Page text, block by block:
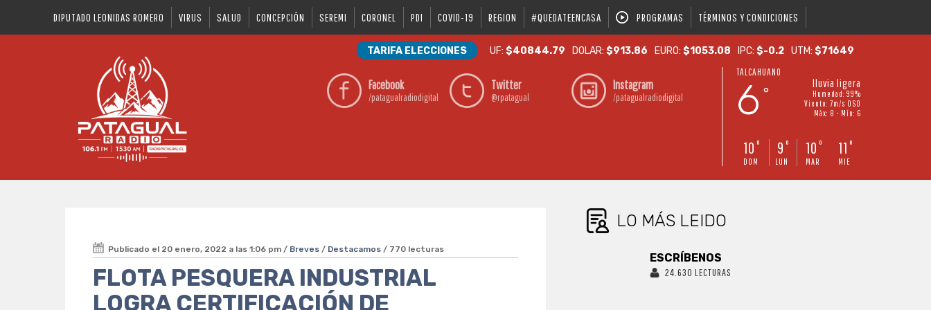
DIPUTADO LEONIDAS ROMERO VIRUS SALUD CONCEPCIÓN SEREMI CORONEL PDI COVID-19 REGION #QUEDATEENCASA PROGRAMAS TÉRMINOS Y CONDICIONES
TARIFA ELECCIONES UF:$40844.79 DOLAR:$913.86 EURO:$1053.08 IPC:$-0.2 UTM:$71649
Facebook
/patagualradiodigital
Twitter
@rpatagual
Instagram
/patagualradiodigital
TALCAHUANO
6 °
lluvia ligera
Humedad: 99%
Viento: 7m/s OSO
Máx: 8 • Mín: 6
10 °
DOM
9 °
LUN
10 °
MAR
11 °
MIE
Publicado el 20 enero, 2022 a las 1:06 pm / Breves / Destacamos / 770 lecturas
FLOTA PESQUERA INDUSTRIAL
LOGRA CERTIFICACIÓN DE
LO MÁS LEIDO
ESCRÍBENOS
24.630 LECTURAS